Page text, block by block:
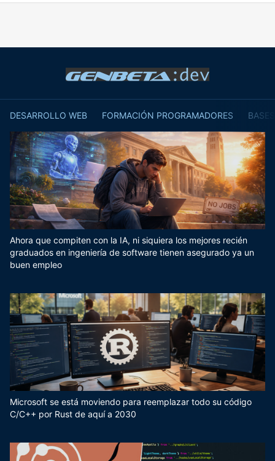
DESARROLLO WEB FORMACIÓN PROGRAMADORES
Ahora que compiten con la IA, ni siquiera los mejores recién
graduados en ingeniería de software tienen asegurado ya un
buen empleo
Microsoft se está moviendo para reemplazar todo su código
C/C++ por Rust de aquí a 2030